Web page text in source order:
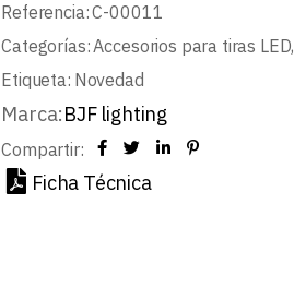
Referencia:C-00011
Categorías:Accesorios para tiras LED,
Etiqueta: Novedad
Marca:BJF lighting
Compartir:
Ficha Técnica